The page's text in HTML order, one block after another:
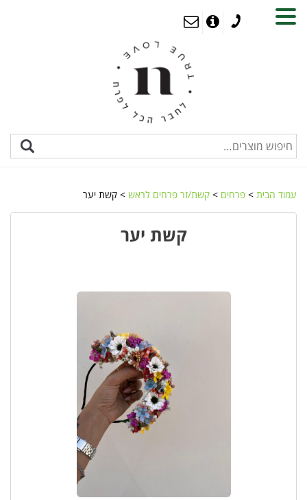
עמוד הבית > פרחים > קשת/זר פרחים לראש > קשת יער
קשת יער